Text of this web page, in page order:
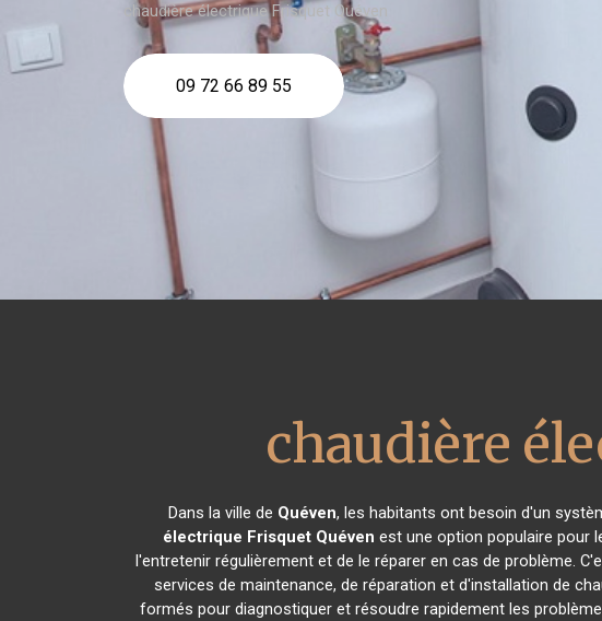
chaudière électrique Frisquet Quéven
09 72 66 89 55
chaudière
Dans la ville de Quéven, les habitants ont besoin d'un
électrique Frisquet Quéven est une option populaire pour
l'entretenir régulièrement et de le réparer en cas de problème.
services de maintenance, de réparation et d'installation de
formés pour diagnostiquer et résoudre rapidement les